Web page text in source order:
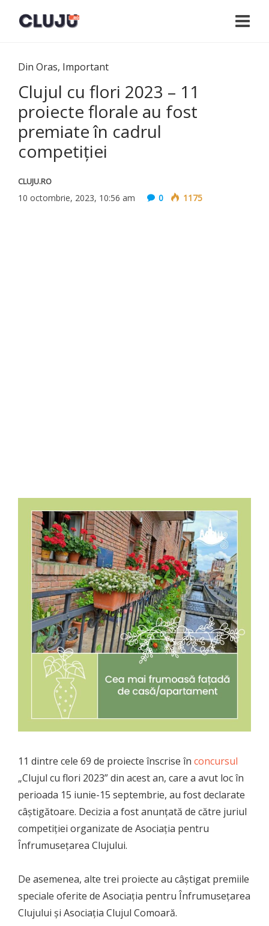
Din Oras, Important
Clujul cu flori 2023 – 11
proiecte florale au fost
premiate în cadrul
competiţiei
CLUJU.RO
10 octombrie, 2023, 10:56 am 0 1175
11 dintre cele 69 de proiecte înscrise în concursul
„Clujul cu flori 2023” din acest an, care a avut loc în
perioada 15 iunie-15 septembrie, au fost declarate
câștigătoare. Decizia a fost anunţată de către juriul
competiției organizate de Asociația pentru
Înfrumusețarea Clujului.
De asemenea, alte trei proiecte au câștigat premiile
speciale oferite de Asociația pentru Înfrumusețarea
Clujului și Asociația Clujul Comoară.